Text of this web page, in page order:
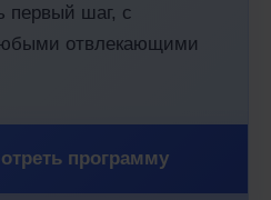
первый шаг, с
отвлекающими
программу